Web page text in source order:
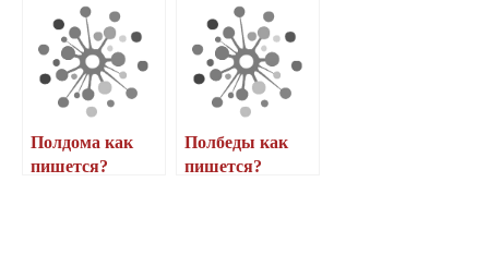
Полдома как
пишется?
Полбеды как
пишется?